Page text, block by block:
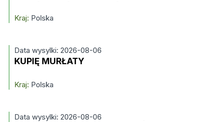
Kraj: Polska
Data wysylki: 2026-08-06
KUPIĘ MURŁATY
Kraj: Polska
Data wysylki: 2026-08-06